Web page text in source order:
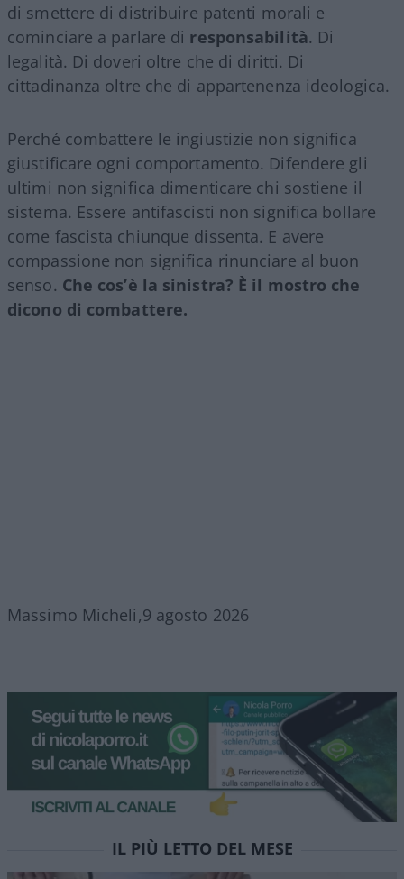
di smettere di distribuire patenti morali e
cominciare a parlare di responsabilità. Di
legalità. Di doveri oltre che di diritti. Di
cittadinanza oltre che di appartenenza ideologica.
Perché combattere le ingiustizie non significa
giustificare ogni comportamento. Difendere gli
ultimi non significa dimenticare chi sostiene il
sistema. Essere antifascisti non significa bollare
come fascista chiunque dissenta. E avere
compassione non significa rinunciare al buon
senso. Che cos’è la sinistra? È il mostro che
dicono di combattere.
Massimo Micheli,9 agosto 2026
IL PIÙ LETTO DEL MESE